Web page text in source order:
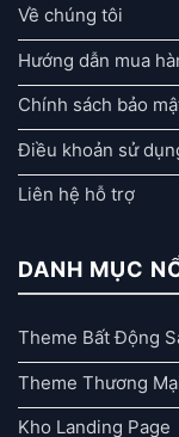
Về chúng tôi
Hướng dẫn mua
Chính sách bảo
Điều khoản sử
Liên hệ hỗ trợ
DANH MỤC
Theme Bất Động
Theme Thương
Kho Landing Page